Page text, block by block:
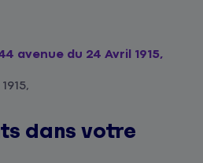
avenue du 24 Avril 1915,
dans votre